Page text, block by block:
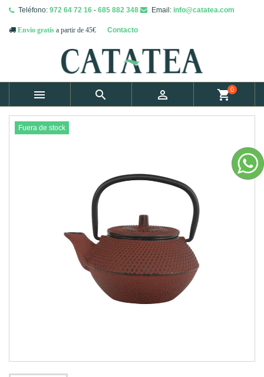
Teléfono: 972 64 72 16 - 685 882 348 Email: info@catatea.com
Envio gratís a partir de 45€ Contacto
   shopping_cart0
Fuera de stock